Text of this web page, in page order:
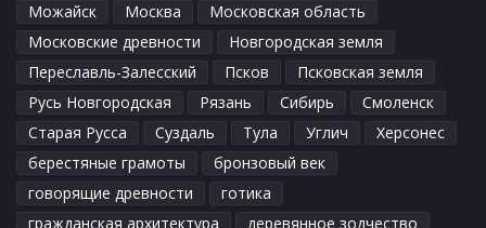
Можайск
Москва
Московская область
Московские древности
Новгородская земля
Переславль-Залесский
Псков
Псковская земля
Русь Новгородская
Рязань Сибирь
Смоленск
Старая Русса
Суздаль Тула Углич
Херсонес
берестяные грамоты
бронзовый век
говорящие древности
готика
гражданская архитектура
деревянное зодчество